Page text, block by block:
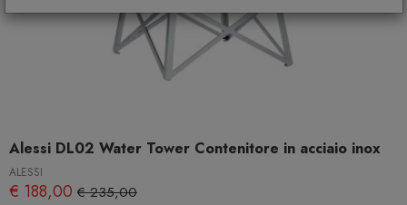
Alessi DL02 Water Tower Contenitore in acciaio inox
ALESSI
€ 188,00 € 235,00